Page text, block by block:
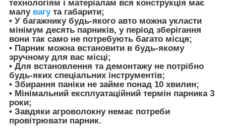
технологіям і матеріалам вся конструкція має
малу вагута габарити;
• У багажнику будь-якого авто можна укласти
мінімум десять парників, у період зберігання
вони так само не потребують багато місця;
• Парник можна встановити в будь-якому
зручному для вас місці;
• Для встановлення та демонтажу не потрібно
будь-яких спеціальних інструментів;
• Збирання паніки не займе понад 10 хвилин;
• Мінімальний експлуатаційний термін парника 3
роки;
• Завдяки агроволокну немає потреби
провітрювати парник.